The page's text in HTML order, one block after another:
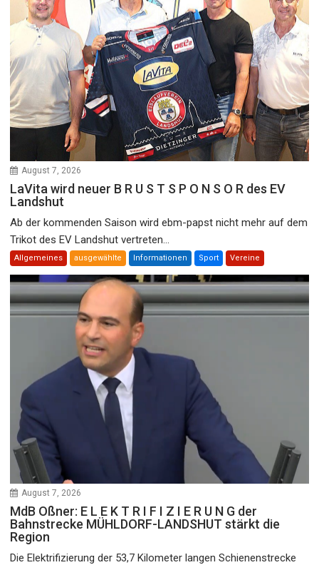
August 7, 2026
LaVita wird neuer B R U S T S P O N S O R des EV
Landshut
Ab der kommenden Saison wird ebm-papst nicht mehr auf dem
Trikot des EV Landshut vertreten...
Allgemeines ausgewählte Informationen Sport Vereine
August 7, 2026
MdB Oßner: E L E K T R I F I Z I E R U N G der
Bahnstrecke MÜHLDORF-LANDSHUT stärkt die
Region
Die Elektrifizierung der 53,7 Kilometer langen Schienenstrecke